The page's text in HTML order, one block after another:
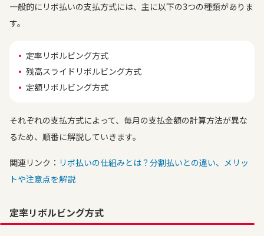
一般的にリボ払いの支払方式には、主に以下の3つの種類がありま
す。
定率リボルビング方式
残高スライドリボルビング方式
定額リボルビング方式
それぞれの支払方式によって、毎月の支払金額の計算方法が異な
るため、順番に解説していきます。
関連リンク： リボ払いの仕組みとは？分割払いとの違い、メリッ
トや注意点を解説
定率リボルビング方式